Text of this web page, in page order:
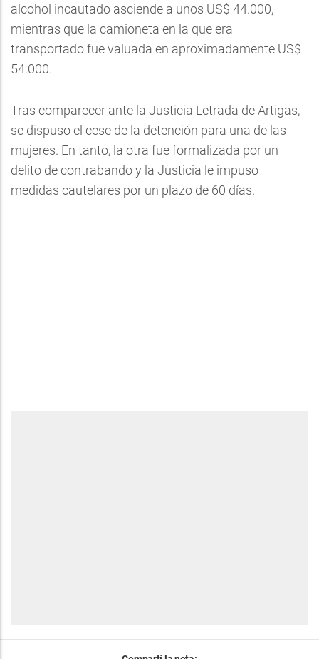
alcohol incautado asciende a unos US$ 44.000,
mientras que la camioneta en la que era
transportado fue valuada en aproximadamente US$
54.000.
Tras comparecer ante la Justicia Letrada de Artigas,
se dispuso el cese de la detención para una de las
mujeres. En tanto, la otra fue formalizada por un
delito de contrabando y la Justicia le impuso
medidas cautelares por un plazo de 60 días.